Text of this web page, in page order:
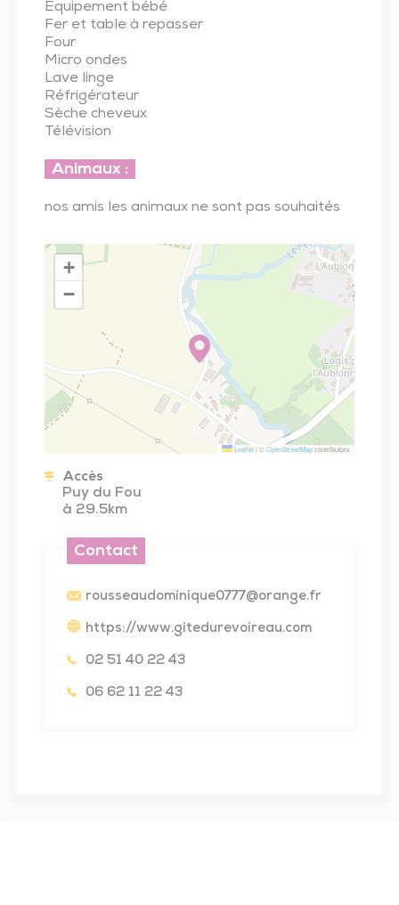
Equipement bébé
Fer et table à repasser
Four
Micro ondes
Lave linge
Réfrigérateur
Sèche cheveux
Télévision
Animaux :
nos amis les animaux ne sont pas souhaités
+
−
Leaflet|©OpenStreetMapcontributors
Accès
Puy du Fou
à 29.5km
Contact
rousseaudominique0777@orange.fr
https://www.gitedurevoireau.com
02 51 40 22 43
06 62 11 22 43